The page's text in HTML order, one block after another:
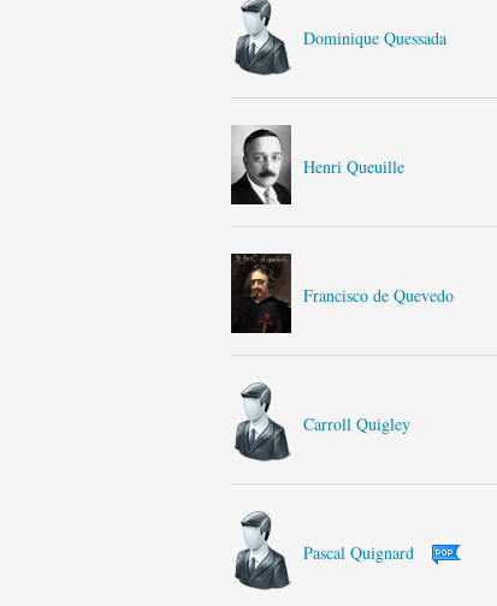
Dominique Quessada
Henri Queuille
Francisco de Quevedo
Carroll Quigley
Pascal Quignard